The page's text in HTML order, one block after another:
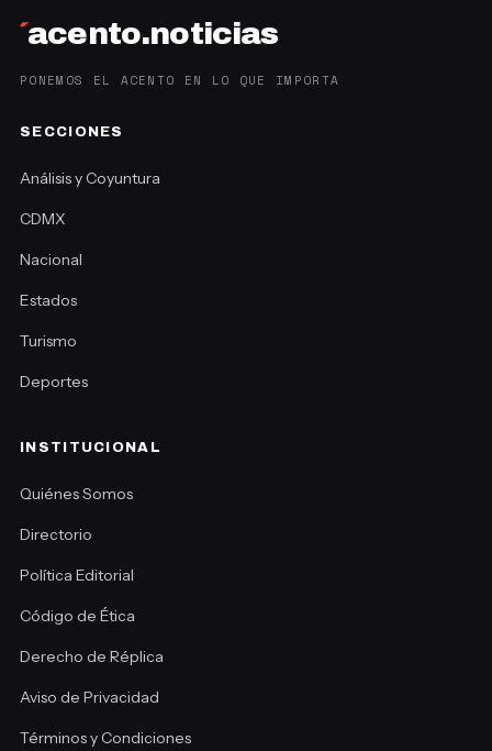
´acento.noticias
PONEMOS EL ACENTO EN LO QUE IMPORTA
SECCIONES
Análisis y Coyuntura
CDMX
Nacional
Estados
Turismo
Deportes
INSTITUCIONAL
Quiénes Somos
Directorio
Política Editorial
Código de Ética
Derecho de Réplica
Aviso de Privacidad
Términos y Condiciones